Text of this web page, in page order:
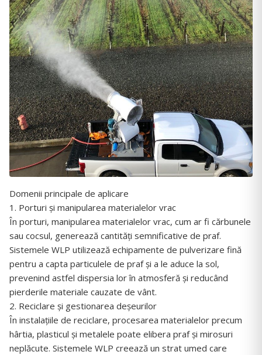
Domenii principale de aplicare
1. Porturi și manipularea materialelor vrac
În porturi, manipularea materialelor vrac, cum ar fi cărbunele
sau cocsul, generează cantități semnificative de praf.
Sistemele WLP utilizează echipamente de pulverizare fină
pentru a capta particulele de praf și a le aduce la sol,
prevenind astfel dispersia lor în atmosferă și reducând
pierderile materiale cauzate de vânt.
2. Reciclare și gestionarea deșeurilor
În instalațiile de reciclare, procesarea materialelor precum
hârtia, plasticul și metalele poate elibera praf și mirosuri
neplăcute. Sistemele WLP creează un strat umed care